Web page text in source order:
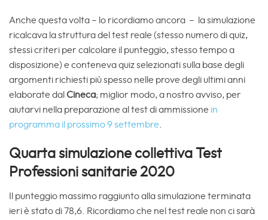
Anche questa volta – lo ricordiamo ancora – la simulazione
ricalcava la struttura del test reale (stesso numero di quiz,
stessi criteri per calcolare il punteggio, stesso tempo a
disposizione) e conteneva quiz selezionati sulla base degli
argomenti richiesti più spesso nelle prove degli ultimi anni
elaborate dal Cineca; miglior modo, a nostro avviso, per
aiutarvi nella preparazione al test di ammissione in
programma il prossimo 9 settembre
Quarta simulazione collettiva Test
Professioni sanitarie 2020
Il punteggio massimo raggiunto alla simulazione terminata
ieri è stato di 78,6. Ricordiamo che nel test reale non ci sarà